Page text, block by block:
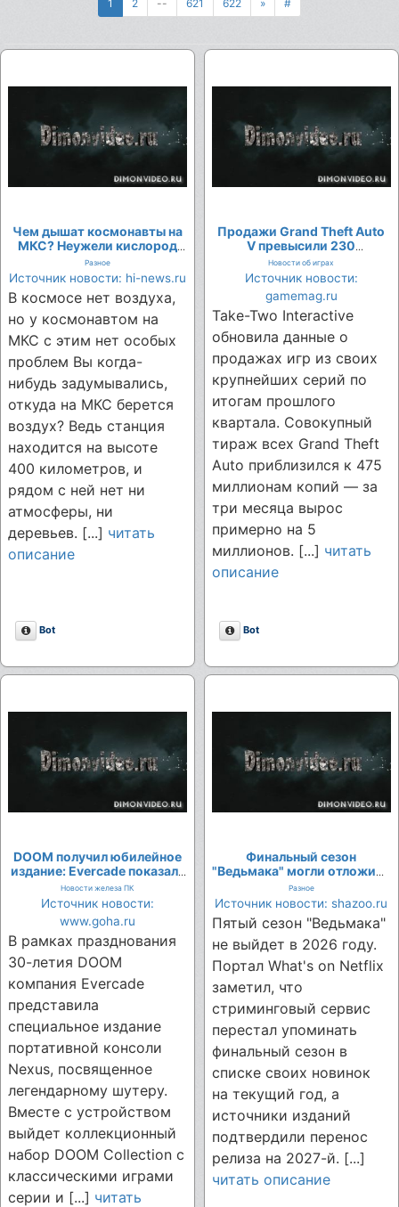
1 2 -- 621 622 » #
Чем дышат космонавты на
МКС? Неужели кислород
доставляют с Земли?
Разное
Источник новости: hi-news.ru
В космосе нет воздуха,
но у космонавтом на
МКС с этим нет особых
проблем Вы когда-
нибудь задумывались,
откуда на МКС берется
воздух? Ведь станция
находится на высоте
400 километров, и
рядом с ней нет ни
атмосферы, ни
деревьев. [...] читать
описание
Описание
Bot
Продажи Grand Theft Auto
V превысили 230
миллионов копий
Новости об играх
Источник новости:
gamemag.ru
Take-Two Interactive
обновила данные о
продажах игр из своих
крупнейших серий по
итогам прошлого
квартала. Совокупный
тираж всех Grand Theft
Auto приблизился к 475
миллионам копий — за
три месяца вырос
примерно на 5
миллионов. [...] читать
описание
Описание
Bot
DOOM получил юбилейное
издание: Evercade показала
лимитированную консоль и
картридж
Новости железа ПК
Источник новости:
www.goha.ru
В рамках празднования
30-летия DOOM
компания Evercade
представила
специальное издание
портативной консоли
Nexus, посвященное
легендарному шутеру.
Вместе с устройством
выйдет коллекционный
набор DOOM Collection с
классическими играми
серии и [...] читать
Финальный сезон
"Ведьмака" могли отложить
до 2027 года
Разное
Источник новости: shazoo.ru
Пятый сезон "Ведьмака"
не выйдет в 2026 году.
Портал What's on Netflix
заметил, что
стриминговый сервис
перестал упоминать
финальный сезон в
списке своих новинок
на текущий год, а
источники изданий
подтвердили перенос
релиза на 2027-й. [...]
читать описание